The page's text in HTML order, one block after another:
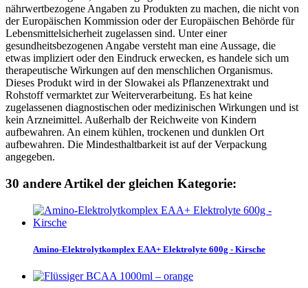
nährwertbezogene Angaben zu Produkten zu machen, die nicht von
der Europäischen Kommission oder der Europäischen Behörde für
Lebensmittelsicherheit zugelassen sind. Unter einer
gesundheitsbezogenen Angabe versteht man eine Aussage, die
etwas impliziert oder den Eindruck erwecken, es handele sich um
therapeutische Wirkungen auf den menschlichen Organismus.
Dieses Produkt wird in der Slowakei als Pflanzenextrakt und
Rohstoff vermarktet zur Weiterverarbeitung. Es hat keine
zugelassenen diagnostischen oder medizinischen Wirkungen und ist
kein Arzneimittel. Außerhalb der Reichweite von Kindern
aufbewahren. An einem kühlen, trockenen und dunklen Ort
aufbewahren. Die Mindesthaltbarkeit ist auf der Verpackung
angegeben.
30 andere Artikel der gleichen Kategorie:
Amino-Elektrolytkomplex EAA+ Elektrolyte 600g - Kirsche